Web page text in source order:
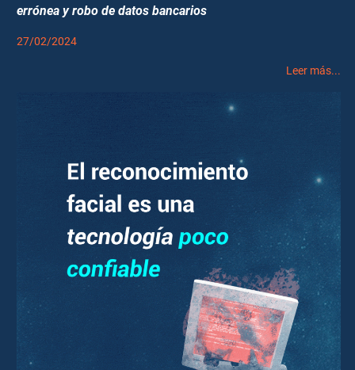
errónea y robo de datos bancarios
27/02/2024
Leer más...